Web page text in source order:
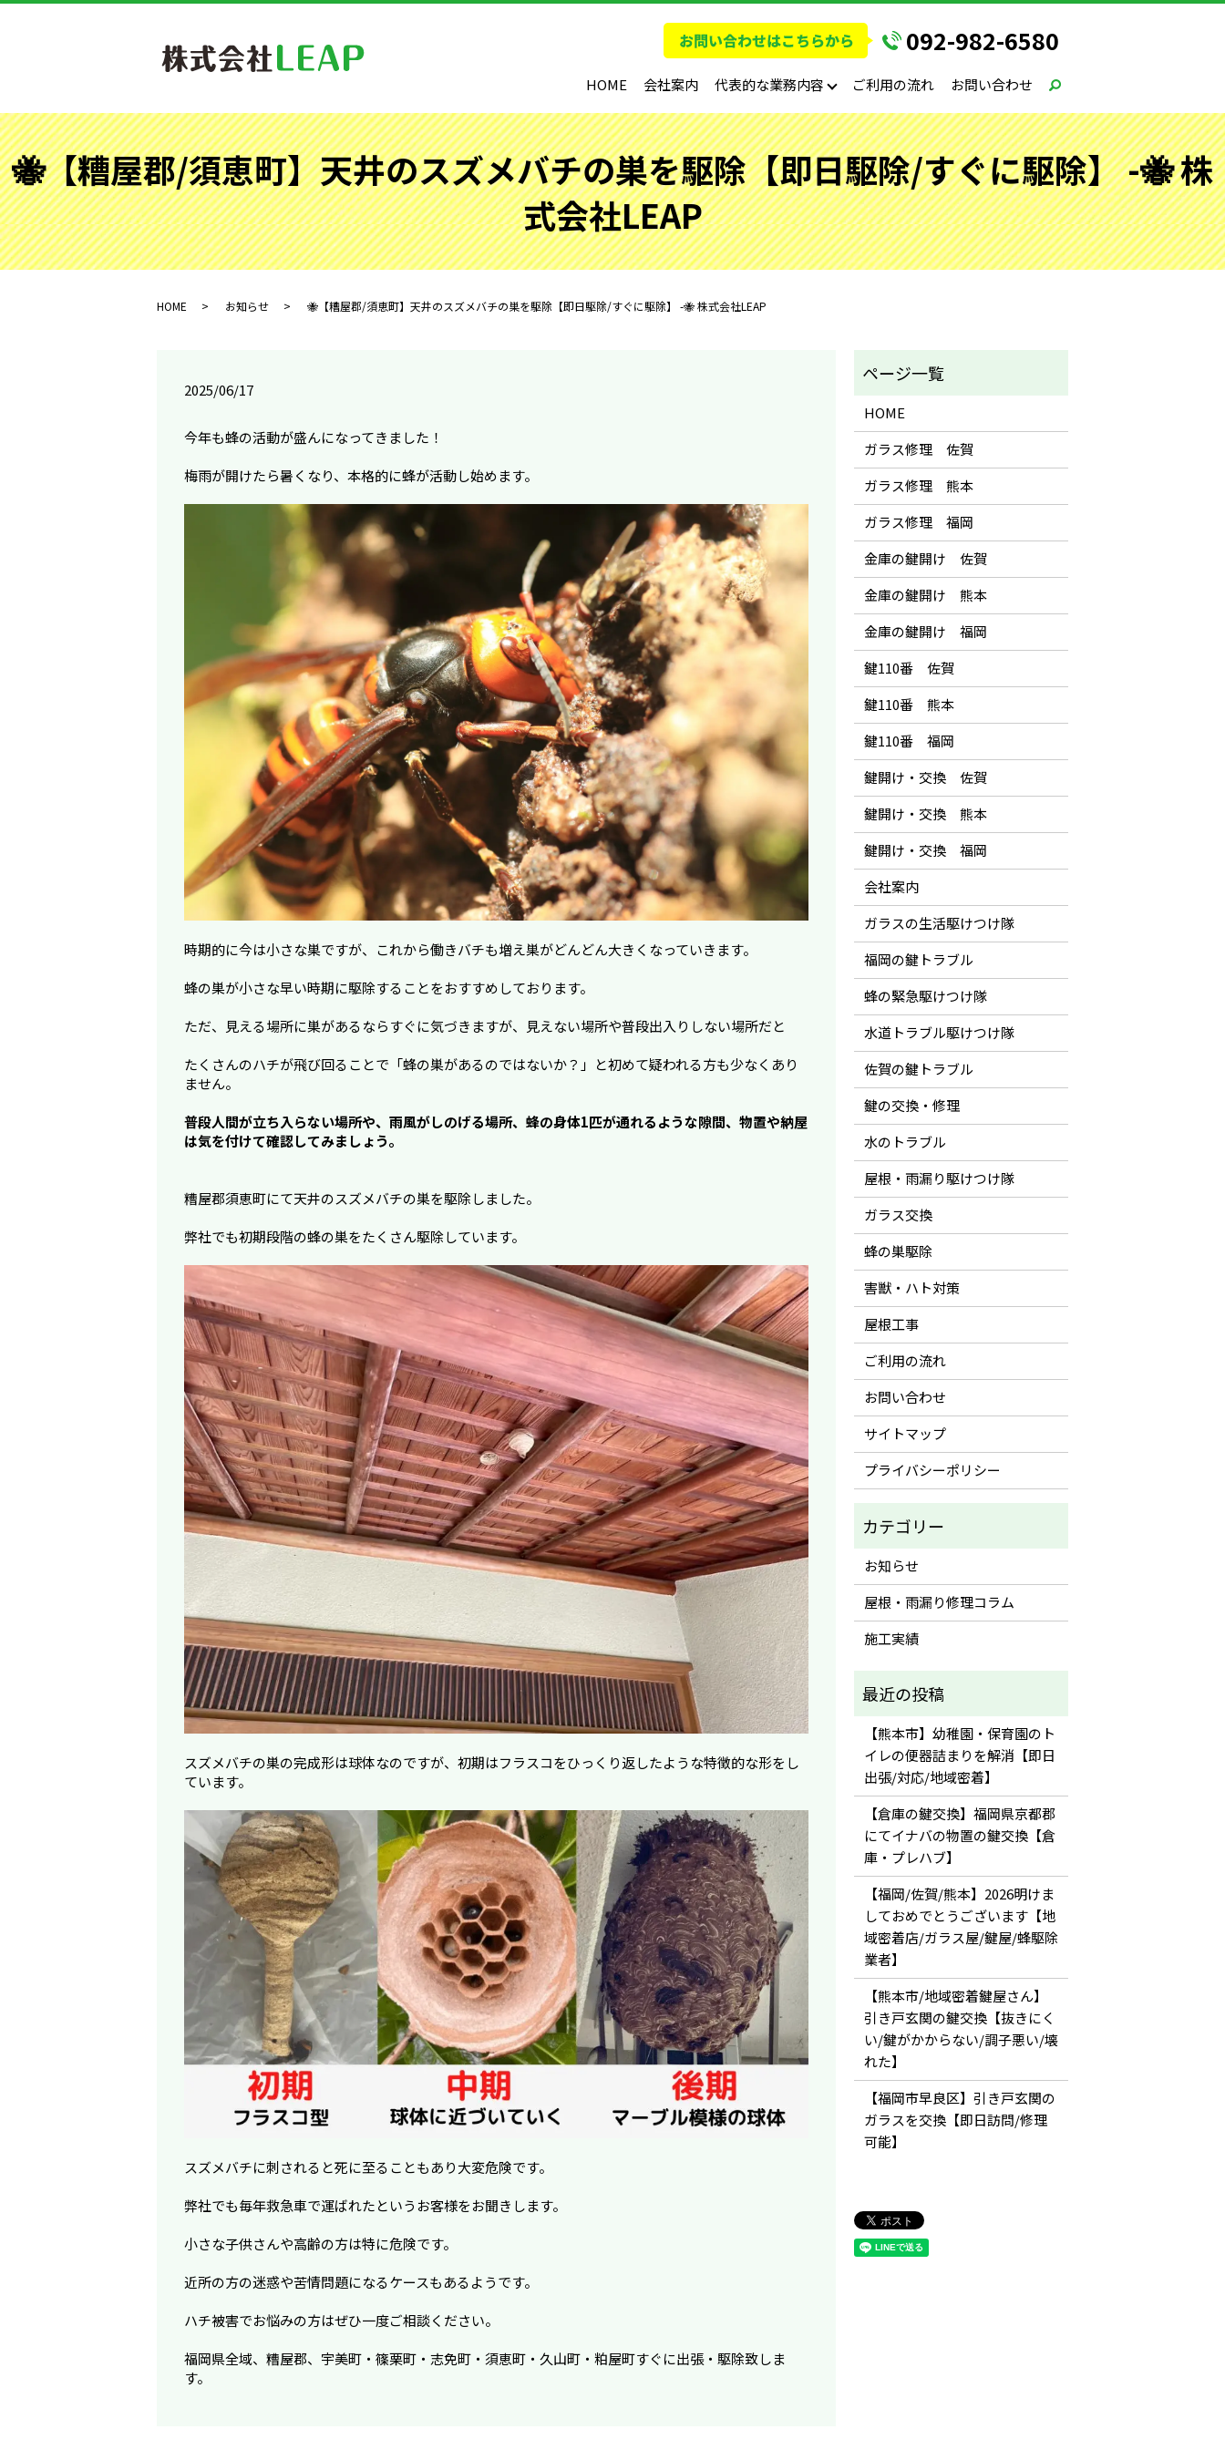
092-982-6580
HOME 会社案内 代表的な業務内容 ご利用の流れ お問い合わせ
🐝【糟屋郡/須恵町】天井のスズメバチの巣を駆除【即日駆除/すぐに駆除】 -🐝 株
式会社LEAP
HOME お知らせ 🐝【糟屋郡/須恵町】天井のスズメバチの巣を駆除【即日駆除/すぐに駆除】 -🐝 株式会社LEAP
2025/06/17
今年も蜂の活動が盛んになってきました！
梅雨が開けたら暑くなり、本格的に蜂が活動し始めます。
時期的に今は小さな巣ですが、これから働きバチも増え巣がどんどん大きくなっていきます。
蜂の巣が小さな早い時期に駆除することをおすすめしております。
ただ、見える場所に巣があるならすぐに気づきますが、見えない場所や普段出入りしない場所だと
たくさんのハチが飛び回ることで「蜂の巣があるのではないか？」と初めて疑われる方も少なくあり
ません。
普段人間が立ち入らない場所や、雨風がしのげる場所、蜂の身体1匹が通れるような隙間、物置や納屋
は気を付けて確認してみましょう。
糟屋郡須恵町にて天井のスズメバチの巣を駆除しました。
弊社でも初期段階の蜂の巣をたくさん駆除しています。
スズメバチの巣の完成形は球体なのですが、初期はフラスコをひっくり返したような特徴的な形をし
ています。
スズメバチに刺されると死に至ることもあり大変危険です。
弊社でも毎年救急車で運ばれたというお客様をお聞きします。
小さな子供さんや高齢の方は特に危険です。
近所の方の迷惑や苦情問題になるケースもあるようです。
ハチ被害でお悩みの方はぜひ一度ご相談ください。
福岡県全域、糟屋郡、宇美町・篠栗町・志免町・須恵町・久山町・粕屋町すぐに出張・駆除致しま
す。
HOME
ガラス修理 佐賀
ガラス修理 熊本
ガラス修理 福岡
金庫の鍵開け 佐賀
金庫の鍵開け 熊本
金庫の鍵開け 福岡
鍵110番 佐賀
鍵110番 熊本
鍵110番 福岡
鍵開け・交換 佐賀
鍵開け・交換 熊本
鍵開け・交換 福岡
会社案内
ガラスの生活駆けつけ隊
福岡の鍵トラブル
蜂の緊急駆けつけ隊
水道トラブル駆けつけ隊
佐賀の鍵トラブル
鍵の交換・修理
水のトラブル
屋根・雨漏り駆けつけ隊
ガラス交換
蜂の巣駆除
害獣・ハト対策
屋根工事
ご利用の流れ
お問い合わせ
サイトマップ
プライバシーポリシー
お知らせ
屋根・雨漏り修理コラム
施工実績
【熊本市】幼稚園・保育園のト
イレの便器詰まりを解消【即日
出張/対応/地域密着】
【倉庫の鍵交換】福岡県京都郡
にてイナバの物置の鍵交換【倉
庫・プレハブ】
【福岡/佐賀/熊本】2026明けま
しておめでとうございます【地
域密着店/ガラス屋/鍵屋/蜂駆除
業者】
【熊本市/地域密着鍵屋さん】
引き戸玄関の鍵交換【抜きにく
い/鍵がかからない/調子悪い/壊
れた】
【福岡市早良区】引き戸玄関の
ガラスを交換【即日訪問/修理
可能】